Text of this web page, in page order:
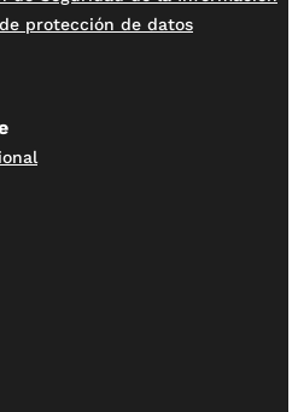
protección de datos